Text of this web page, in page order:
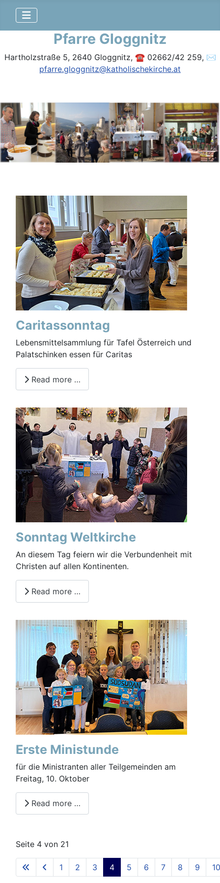
Pfarre Gloggnitz
Hartholzstraße 5, 2640 Gloggnitz, ☎ 02662/42 259, ✉
pfarre.gloggnitz@katholischekirche.at
Caritassonntag
Lebensmittelsammlung für Tafel Österreich und
Palatschinken essen für Caritas
Read more …
Sonntag Weltkirche
An diesem Tag feiern wir die Verbundenheit mit
Christen auf allen Kontinenten.
Read more …
Erste Ministunde
für die Ministranten aller Teilgemeinden am
Freitag, 10. Oktober
Read more …
Seite 4 von 21
1 2 3 4 5 6 7 8 9 10